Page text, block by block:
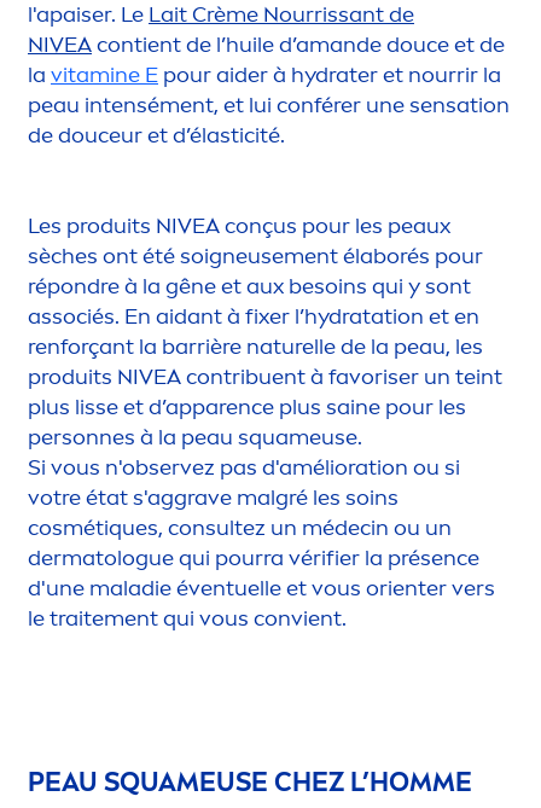
l'apaiser. Le Lait Crème Nourrissant de
NIVEAcontient de l’huile d’amande douce et de
la vitamine E pour aider à hydrater et nourrir la
peau intensément, et lui conférer unesensation
de douceur et d’élasticité.
Les produits NIVEAconçus pour les peaux
sèches ont été soigneusement élaborés pour
répondre à la gêne et aux besoins qui y sont
associés. En aidant à fixer l’hydratation et en
renforçant la barrière naturelle de la peau, les
produits NIVEAcontribuent à favoriser un teint
plus lisse et d’apparence plus saine pour les
personnes à la peau squameuse.
Si vous n'observez pas d'amélioration ou si
votre état s'aggrave malgré les soins
cosmétiques, consultez un médecin ou un
dermatologue qui pourra vérifier la présence
d'une maladie éventuelle et vous orienter vers
le traitement qui vous convient.
PEAU SQUAMEUSE CHEZ L’HOMME